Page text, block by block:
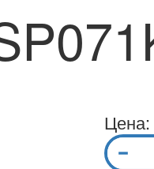
Цена: